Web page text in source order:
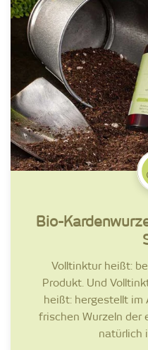
Bio-
Volltinktur heißt:
Produkt. Und
heißt: hergestellt im
frischen Wurzeln der
natürlich